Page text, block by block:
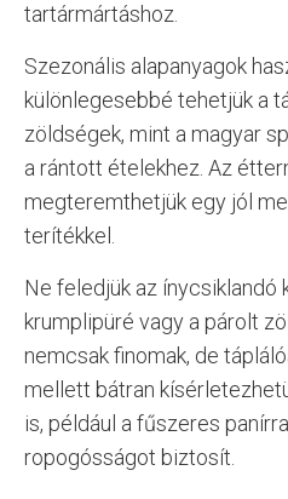
tartármártáshoz.
Szezonális alapanyagok
különlegesebbé tehetjük a
zöldségek, mint a magyar
a rántott ételekhez. Az
megteremthetjük egy jól
terítékkel.
Ne feledjük az ínycsiklandó
krumplipüré vagy a párolt
nemcsak finomak, de
mellett bátran
is, például a fűszeres
ropogósságot biztosít.